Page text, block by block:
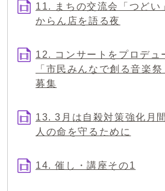
11. まちの交流会「つど
からん店を語る夜
12. コンサートをプロデ
「市民みんなで創る音楽
募集
13. 3月は自殺対策強化月
人の命を守るために
14. 催し・講座その1